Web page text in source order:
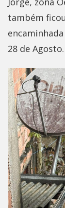
também
28 de Agosto.